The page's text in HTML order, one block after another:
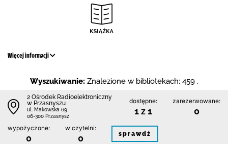
Więcej informacji
Wyszukiwanie: Znalezione w bibliotekach: 459 .
2 Ośrodek Radioelektroniczny
w Przasnyszu
ul. Makowska 69
06-300 Przasnysz
dostępne:
1 z 1
zarezerwowane:
0
wypożyczone:
0
w czytelni:
0 sprawdź